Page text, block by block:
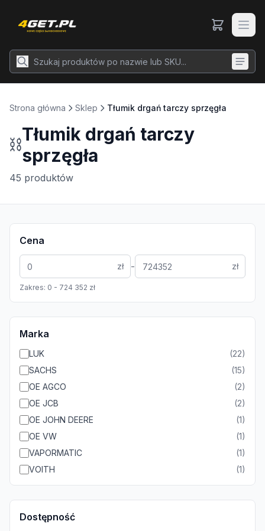
Strona główna Sklep Tłumik drgań tarczy sprzęgła
⛓️Tłumik drgań tarczy
sprzęgła
45 produktów
Cena
zł - zł
Zakres: 0 - 724 352 zł
Marka
LUK (22)
SACHS
(15)
OE AGCO
(2)
OE JCB
(2)
OE JOHN DEERE
(1)
OE VW
(1)
VAPORMATIC
(1)
VOITH
(1)
Dostępność